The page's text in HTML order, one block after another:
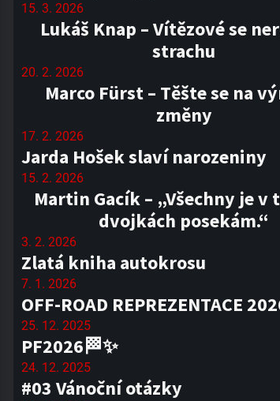
15. 3. 2026
Lukáš Knap – Vítězové se
strachu
20. 2. 2026
Marco Fürst – Těšte se na
změny
17. 2. 2026
Jarda Hošek slaví narozeniny
15. 2. 2026
Martin Gacík – „Všechny je v
dvojkách posekám.“
3. 2. 2026
Zlatá kniha autokrosu
7. 1. 2026
OFF-ROAD REPREZENTACE
25. 12. 2025
PF2026🏁✨
24. 12. 2025
#03 Vánoční otázky